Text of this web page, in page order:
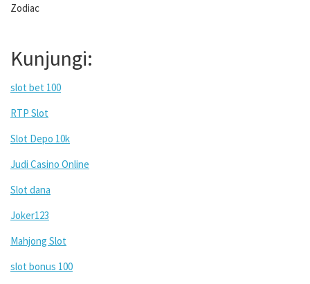
Zodiac
Kunjungi:
slot bet 100
RTP Slot
Slot Depo 10k
Judi Casino Online
Slot dana
Joker123
Mahjong Slot
slot bonus 100